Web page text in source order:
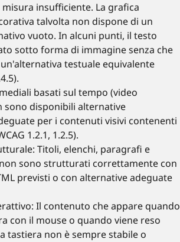
insufficiente. La grafica
talvolta non dispone di un
vuoto. In alcuni punti, il testo
sotto forma di immagine senza che
testuale equivalente
basati sul tempo (video
sono disponibili alternative
per i contenuti visivi contenenti
1.2.1, 1.2.5).
Titoli, elenchi, paragrafi e
sono strutturati correttamente con
previsti o con alternative adeguate
Il contenuto che appare quando
con il mouse o quando viene reso
tastiera non è sempre stabile o